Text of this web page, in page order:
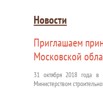
Новости
Приглашаем
Московской
31 октября 2018 года в
Министерством